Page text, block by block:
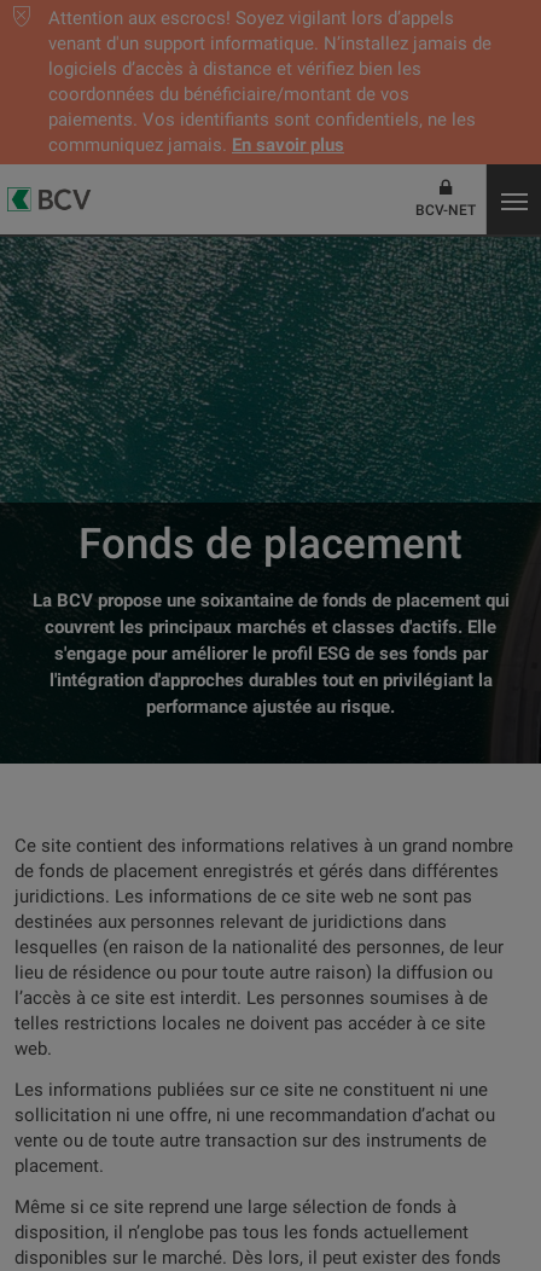
Attention aux escrocs! Soyez vigilant lors d’appels
venant d'un support informatique. N’installez jamais de
logiciels d’accès à distance et vérifiez bien les
coordonnées du bénéficiaire/montant de vos
paiements. Vos identifiants sont confidentiels, ne les
communiquez jamais. En savoir plus
BCV-NET
Fonds de placement
La BCV propose une soixantaine de fonds de placement qui
couvrent les principaux marchés et classes d'actifs. Elle
s'engage pour améliorer le profil ESG de ses fonds par
l'intégration d'approches durables tout en privilégiant la
performance ajustée au risque.
Ce site contient des informations relatives à un grand nombre
de fonds de placement enregistrés et gérés dans différentes
juridictions. Les informations de ce site web ne sont pas
destinées aux personnes relevant de juridictions dans
lesquelles (en raison de la nationalité des personnes, de leur
lieu de résidence ou pour toute autre raison) la diffusion ou
l’accès à ce site est interdit. Les personnes soumises à de
telles restrictions locales ne doivent pas accéder à ce site
web.
Les informations publiées sur ce site ne constituent ni une
sollicitation ni une offre, ni une recommandation d’achat ou
vente ou de toute autre transaction sur des instruments de
placement.
Même si ce site reprend une large sélection de fonds à
disposition, il n’englobe pas tous les fonds actuellement
disponibles sur le marché. Dès lors, il peut exister des fonds